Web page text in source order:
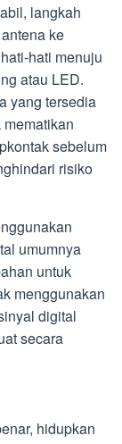
langkah
ke
hati menuju
atau LED.
yang tersedia
sebelum
risiko
umumnya
untuk
menggunakan
digital
secara
hidupkan